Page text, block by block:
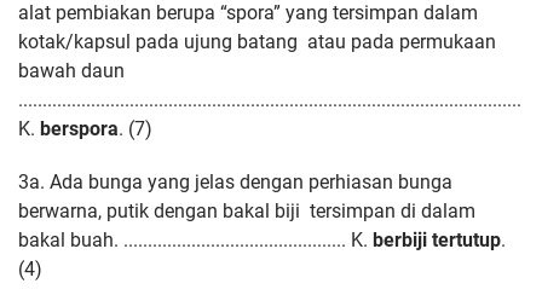
alat pembiakan berupa “spora” yang tersimpan dalam
kotak/kapsul pada ujung batang atau pada permukaan
bawah daun
........................................................................................................
K. berspora. (7)
3a. Ada bunga yang jelas dengan perhiasan bunga
berwarna, putik dengan bakal biji tersimpan di dalam
bakal buah. .............................................. K. berbiji tertutup.
(4)